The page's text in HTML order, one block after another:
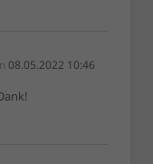
08.05.2022 10:46